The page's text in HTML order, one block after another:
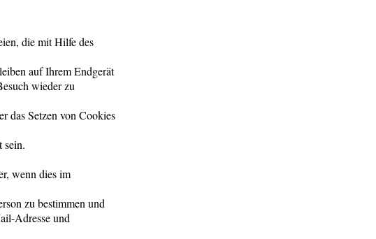
die mit Hilfe des
auf Ihrem Endgerät
wieder zu
das Setzen von Cookies
sein.
wenn dies im
zu bestimmen und
Adresse und